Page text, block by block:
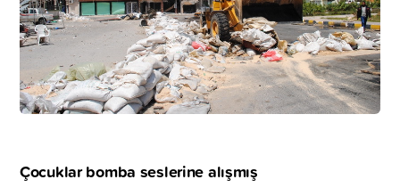
Çocuklar bomba seslerine alışmış